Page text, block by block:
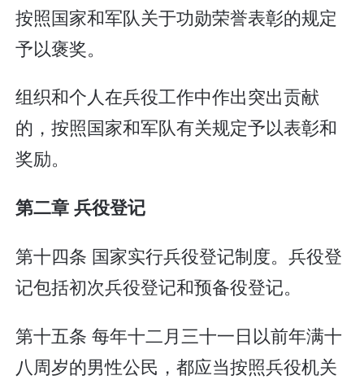
按照国家和军队关于功勋荣誉表彰的规定
予以褒奖。
组织和个人在兵役工作中作出突出贡献
的，按照国家和军队有关规定予以表彰和
奖励。
第二章 兵役登记
第十四条 国家实行兵役登记制度。兵役登
记包括初次兵役登记和预备役登记。
第十五条 每年十二月三十一日以前年满十
八周岁的男性公民，都应当按照兵役机关